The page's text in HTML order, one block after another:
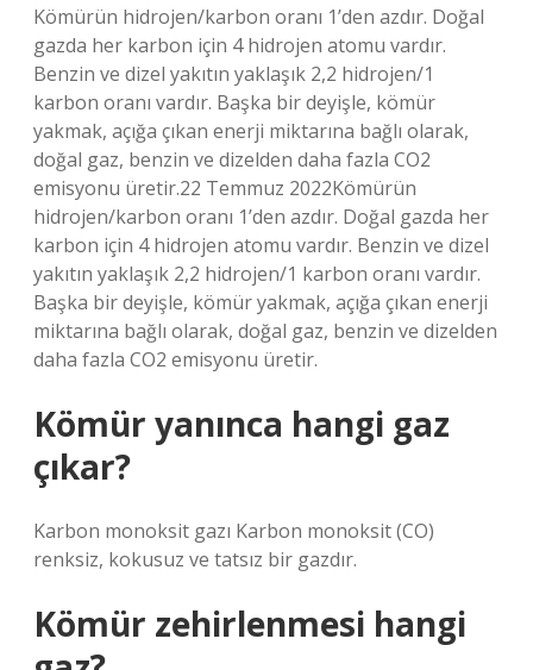
Kömürün hidrojen/karbon oranı 1’den azdır. Doğal
gazda her karbon için 4 hidrojen atomu vardır.
Benzin ve dizel yakıtın yaklaşık 2,2 hidrojen/1
karbon oranı vardır. Başka bir deyişle, kömür
yakmak, açığa çıkan enerji miktarına bağlı olarak,
doğal gaz, benzin ve dizelden daha fazla CO2
emisyonu üretir.22 Temmuz 2022Kömürün
hidrojen/karbon oranı 1’den azdır. Doğal gazda her
karbon için 4 hidrojen atomu vardır. Benzin ve dizel
yakıtın yaklaşık 2,2 hidrojen/1 karbon oranı vardır.
Başka bir deyişle, kömür yakmak, açığa çıkan enerji
miktarına bağlı olarak, doğal gaz, benzin ve dizelden
daha fazla CO2 emisyonu üretir.
Kömür yanınca hangi gaz
çıkar?
Karbon monoksit gazı Karbon monoksit (CO)
renksiz, kokusuz ve tatsız bir gazdır.
Kömür zehirlenmesi hangi